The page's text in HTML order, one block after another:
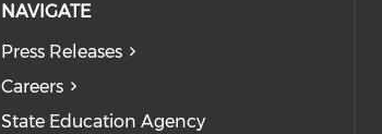
NAVIGATE
Press Releases
Careers
State Education Agency